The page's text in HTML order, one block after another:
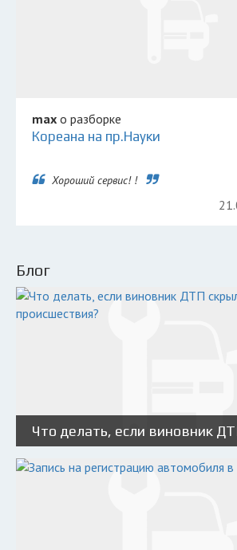
max о разборке
Кореана на пр.Науки
Хороший сервис! !
Блог